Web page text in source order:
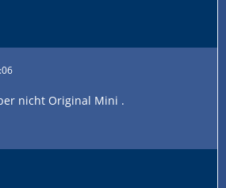
nicht Original Mini .